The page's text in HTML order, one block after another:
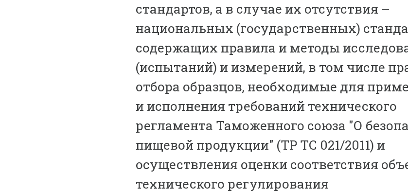
стандартов, а в случае их отсутствия –
национальных (государственных)
содержащих правила и методы
(испытаний) и измерений, в том числе
отбора образцов, необходимые для
и исполнения требований технического
регламента Таможенного союза "О
пищевой продукции" (ТР ТС 021/2011) и
осуществления оценки соответствия
технического регулирования